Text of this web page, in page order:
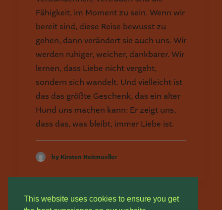
Fähigkeit, im Moment zu sein. Wenn wir
bereit sind, diese Reise bewusst zu
gehen, dann verändert sie auch uns. Wir
werden ruhiger, weicher, dankbarer. Wir
lernen, dass Liebe nicht vergeht,
sondern sich wandelt. Und vielleicht ist
das das größte Geschenk, das ein alter
Hund uns machen kann: Er zeigt uns,
dass das, was bleibt, immer Liebe ist.
by Kirsten Heitmueller
This website uses cookies to ensure you get